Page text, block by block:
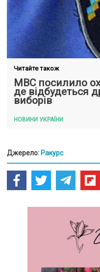
Читайте також
МВС посилило
де відбудеться
виборів
НОВИНИ УКРАЇНИ
Джерело: Ракурс